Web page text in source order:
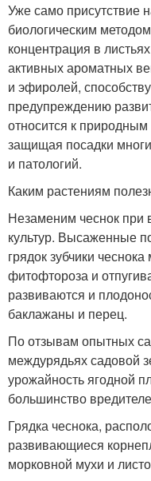
Уже само присутствие
биологическим
концентрация в
активных ароматных
и эфиролей,
предупреждению
относится к
защищая посадки
и патологий.
Каким растениям
Незаменим чеснок
культур. Высаженные
грядок зубчики
фитофтороза и
развиваются и
баклажаны и перец.
По отзывам опытных
междурядьях садовой
урожайность ягодной
большинство
Грядка чеснока,
развивающиеся
морковной мухи и